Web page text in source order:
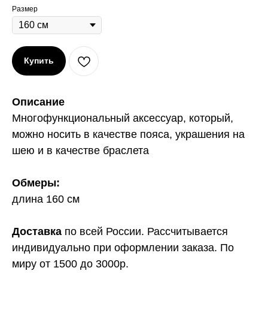
Размер
Купить
Описание
Многофункциональный аксессуар, который,
можно носить в качестве пояса, украшения на
шею и в качестве браслета
Обмеры:
длина 160 см
Доставка по всей России. Рассчитывается
индивидуально при оформлении заказа. По
миру от 1500 до 3000р.